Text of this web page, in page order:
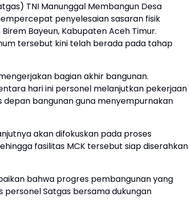
TNI Manunggal Membangun Desa
penyelesaian sasaran fisik
Bayeun, Kabupaten Aceh Timur.
tersebut kini telah berada pada tahap
bagian akhir bangunan.
hari ini personel melanjutkan pekerjaan
bangunan guna menyempurnakan
akan difokuskan pada proses
fasilitas MCK tersebut siap diserahkan
bahwa progres pembangunan yang
Satgas bersama dukungan